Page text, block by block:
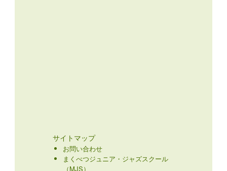
サイトマップ
お問い合わせ
まくべつジュニア・ジャズスクール
（MJS）